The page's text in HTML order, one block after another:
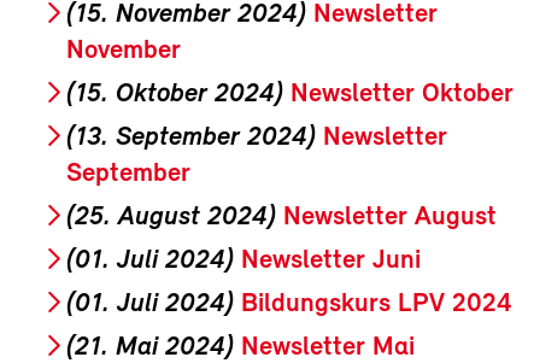
(15. November 2024) Newsletter
November
(15. Oktober 2024) Newsletter Oktober
(13. September 2024) Newsletter
September
(25. August 2024) Newsletter August
(01. Juli 2024) Newsletter Juni
(01. Juli 2024) Bildungskurs LPV 2024
(21. Mai 2024) Newsletter Mai